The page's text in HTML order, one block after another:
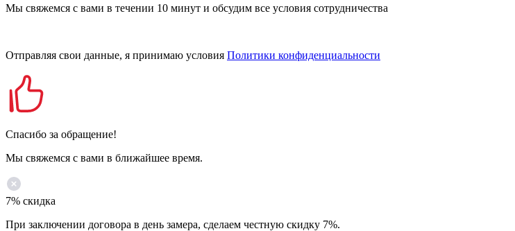
Мы свяжемся с вами в течении 10 минут и обсудим все условия сотрудничества
Отправляя свои данные, я принимаю условия Политики конфиденциальности
Спасибо за обращение!
Мы свяжемся с вами в ближайшее время.
7% скидка
При заключении договора в день замера, сделаем честную скидку 7%.